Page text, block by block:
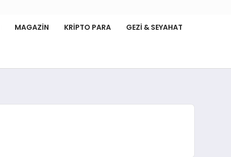
MAGAZIN KRIPTO PARA GEZI & SEYAHAT